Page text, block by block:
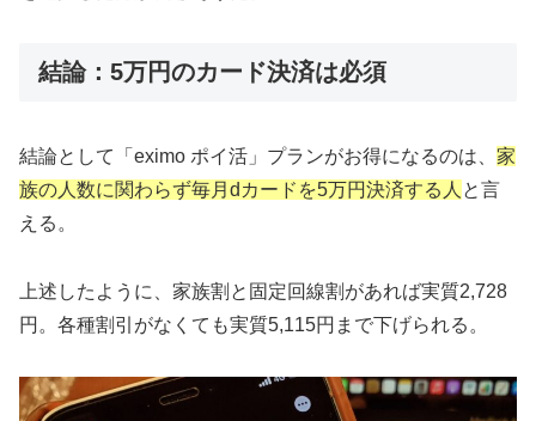
結論：5万円のカード決済は必須
結論として「eximo ポイ活」プランがお得になるのは、 家
族の人数に関わらず毎月dカードを5万円決済する人 と言
える。
上述したように、家族割と固定回線割があれば実質2,728
円。各種割引がなくても実質5,115円まで下げられる。